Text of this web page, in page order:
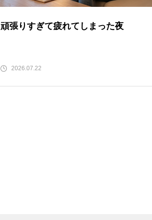
頑張りすぎて疲れてしまった夜
2026.07.22